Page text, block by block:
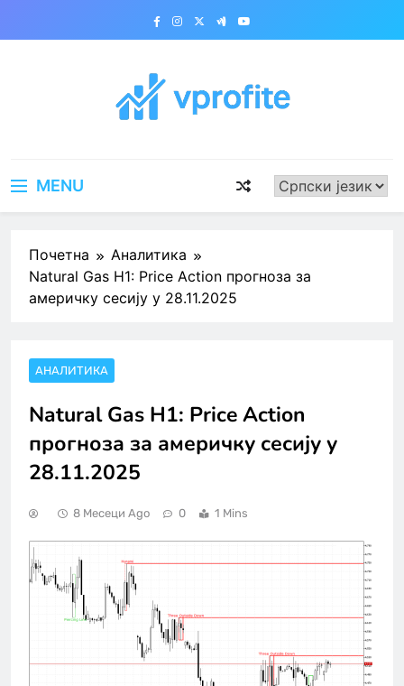
MENU
Почетна
Аналитика
Natural Gas H1: Price Action прогноза за
америчку сесију у 28.11.2025
АНАЛИТИКА
Natural Gas H1: Price Action
прогноза за америчку сесију у
28.11.2025
8 Месеци Ago 0 1 Mins